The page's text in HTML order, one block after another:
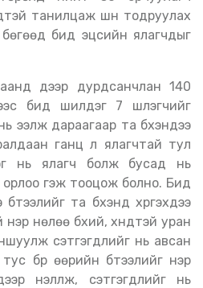
танилцаж шүүн тодруулах
бөгөөд бид эцсийн ялагчдыг
бид шилдэг 7 шүлэгчийг
ээлж дараагаар та бүхэндээ
ганц л ялагчтай тул
нь ялагч болж бусад нь
гэж тооцож болно. Бид
та бүхэнд хүргэхдээ
нөлөө бүхий, хүндтэй уран
уншуулж сэтгэгдлийг нь авсан
бүр өөрийн бүтээлийг нэр
үнэлүүлж, сэтгэгдлийг нь